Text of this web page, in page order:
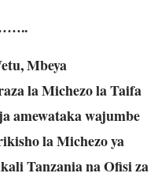
Mbeya
la Michezo la Taifa
amewataka wajumbe
la Michezo ya
Tanzania na Ofisi za